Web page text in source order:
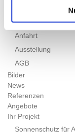
Kontakt
Anfahrt
Ausstellung
AGB
Bilder
News
Referenzen
Angebote
Ihr Projekt
Sonnenschutz für